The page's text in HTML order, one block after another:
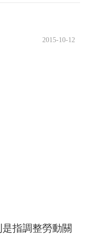
2015-10-12
指調整勞動關